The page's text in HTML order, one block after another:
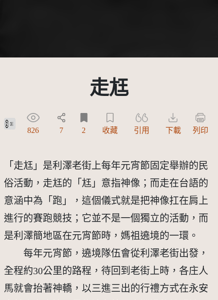
走尪
公眾領域貢獻宣告(CC0)
826 7 2 收藏 引用 下載 列印
「走尪」是利澤老街上每年元宵節固定舉辦的民
俗活動，走尪的「尪」意指神像；而走在台語的
意涵中為「跑」，這個儀式就是把神像扛在肩上
進行的賽跑競技；它並不是一個獨立的活動，而
是利澤簡地區在元宵節時，媽祖遶境的一環。
每年元宵節，遶境隊伍會從利澤老街出發，
全程約30公里的路程，待回到老街上時，各庄人
馬就會抬著神轎，以三進三出的行禮方式在永安